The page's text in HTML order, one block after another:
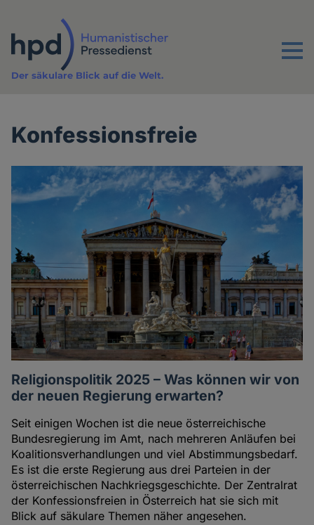
Inhalt
Menu
Der säkulare Blick auf die Welt.
Konfessionsfreie
Religionspolitik 2025 – Was können wir von
der neuen Regierung erwarten?
Seit einigen Wochen ist die neue österreichische
Bundesregierung im Amt, nach mehreren Anläufen bei
Koalitionsverhandlungen und viel Abstimmungsbedarf.
Es ist die erste Regierung aus drei Parteien in der
österreichischen Nachkriegsgeschichte. Der Zentralrat
der Konfessionsfreien in Österreich hat sie sich mit
Blick auf säkulare Themen näher angesehen.